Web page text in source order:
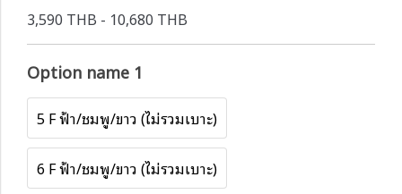
3,590 THB - 10,680 THB
Option name 1
5 F ฟ้า/ชมพู/ขาว (ไม่รวมเบาะ)
6 F ฟ้า/ชมพู/ขาว (ไม่รวมเบาะ)